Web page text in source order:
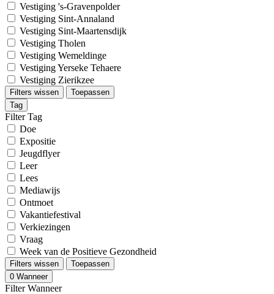
Vestiging 's-Gravenpolder
Vestiging Sint-Annaland
Vestiging Sint-Maartensdijk
Vestiging Tholen
Vestiging Wemeldinge
Vestiging Yerseke Tehaere
Vestiging Zierikzee
Filters wissen
Toepassen
Tag
Filter Tag
Doe
Expositie
Jeugdflyer
Leer
Lees
Mediawijs
Ontmoet
Vakantiefestival
Verkiezingen
Vraag
Week van de Positieve Gezondheid
Filters wissen
Toepassen
0 Wanneer
Filter Wanneer